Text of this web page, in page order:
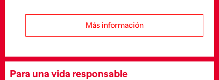
Más información
Para una vida responsable